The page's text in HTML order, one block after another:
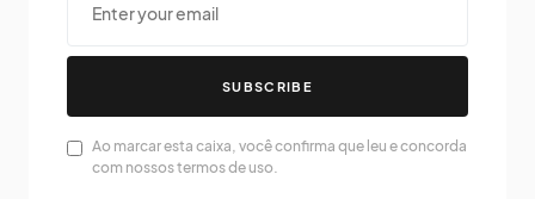
SUBSCRIBE
Ao marcar esta caixa, você confirma que leu e concorda
com nossos termos de uso.